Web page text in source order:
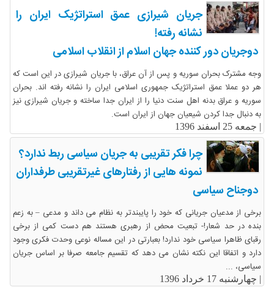
جریان شیرازی عمق استراتژیک ایران را
نشانه رفته!
دوجریان دور کننده جهان اسلام از انقلاب اسلامی
وجه مشترک بحران سوریه و پس از آن عراق، با جریان شیرازی در این است که
هر دو عملا عمق استراتژیک جمهوری اسلامی ایران را نشانه رفته اند. بحران
سوریه و عراق بدنه اهل سنت دنیا را از ایران جدا ساخته و جریان شیرازی نیز
به دنبال جدا کردن شیعیان جهان از ایران است.
| جمعه 25 اسفند 1396
چرا فکر تقریبی به جریان سیاسی ربط ندارد؟
نمونه هایی از رفتارهای غیرتقریبی طرفداران
دوجناح سیاسی
برخی از مدعیان جریانی که خود را پایبندتر به نظام می داند و مدعی – به زعم
بنده در حد شعار!- تبعیت محض از رهبری هستند هم دست کمی از برخی
رقبای ظاهرا سیاسی خود ندارد! بعبارتی در این مساله نوعی وحدت فکری وجود
دارد و اتفاقا این نکته نشان می دهد که تقسیم جامعه صرفا بر اساس جریان
سیاسی، ...
| چهارشنبه 17 خرداد 1396